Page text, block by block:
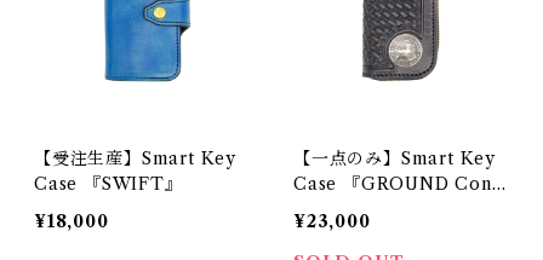
【受注生産】Smart Key
Case 『SWIFT』
¥18,000
【一点のみ】Smart Key
Case 『GROUND Conc
ho BASKET』
¥23,000